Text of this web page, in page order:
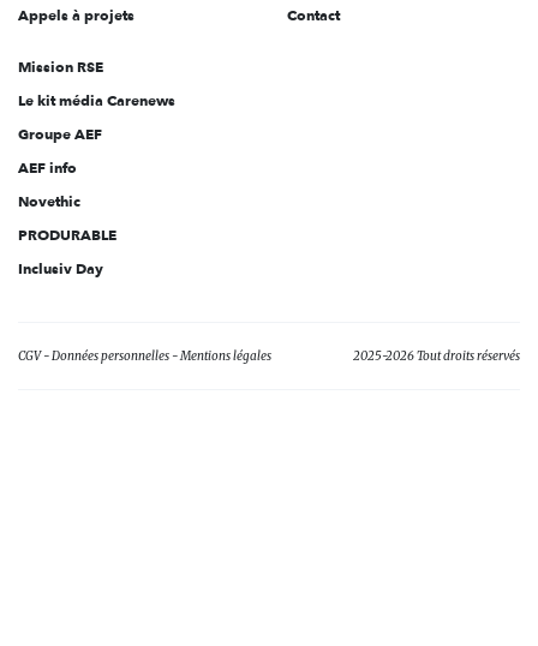
Appels à projets
Contact
Mission RSE
Le kit média Carenews
Groupe AEF
AEF info
Novethic
PRODURABLE
Inclusiv Day
CGV Données personnelles Mentions légales 2025-2026 Tout droits réservés